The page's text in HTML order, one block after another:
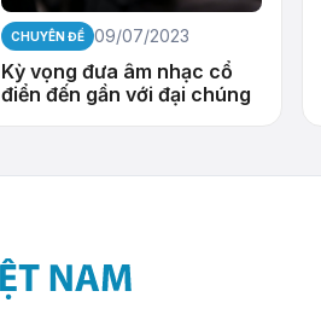
CHUYÊN ĐỀ 09/07/2023
Kỳ vọng đưa âm nhạc cổ
điển đến gần với đại chúng